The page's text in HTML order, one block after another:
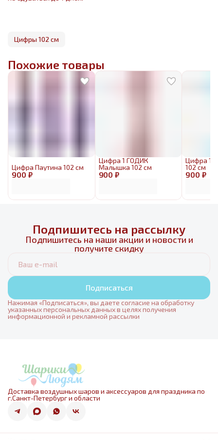
Цифры 102 см
Похожие товары
900 ₽
Цифра Паутина 102 см
900 ₽
Цифра 1 ГОДИК
Малышка 102 см
900 ₽
Цифра 1
102 см
Подпишитесь на рассылку
Подпишитесь на наши акции и новости и
получите скидку
Подписаться
Нажимая «Подписаться», вы даете согласие на обработку
указанных персональных данных в целях получения
информационной и рекламной рассылки
Доставка воздушных шаров и аксессуаров для праздника по
г.Санкт-Петербург и области